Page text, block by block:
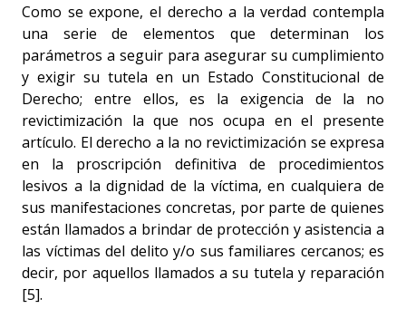
Como se expone, el derecho a la verdad contempla
una serie de elementos que determinan los
parámetros a seguir para asegurar su cumplimiento
y exigir su tutela en un Estado Constitucional de
Derecho; entre ellos, es la exigencia de la no
revictimización la que nos ocupa en el presente
artículo. El derecho a la no revictimización se expresa
en la proscripción definitiva de procedimientos
lesivos a la dignidad de la víctima, en cualquiera de
sus manifestaciones concretas, por parte de quienes
están llamados a brindar de protección y asistencia a
las víctimas del delito y/o sus familiares cercanos; es
decir, por aquellos llamados a su tutela y reparación
[5].